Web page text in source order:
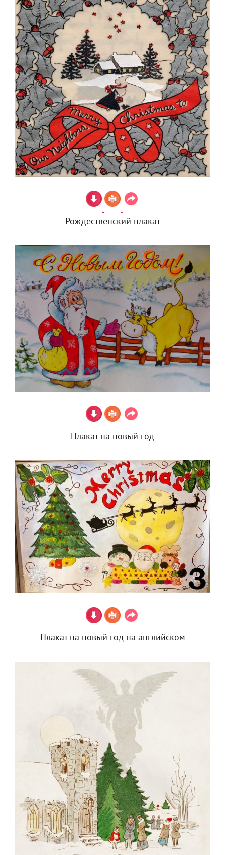
Рождественский плакат
Плакат на новый год
Плакат на новый год на английском